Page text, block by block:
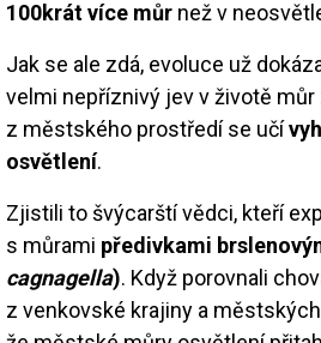
100krát více můr než v
Jak se ale zdá, evoluce už
velmi nepříznivý jev v životě můr
z městského prostředí se učí
osvětlení.
Zjistili to švýcarští vědci, kteří
s můrami předivkami
cagnagella). Když porovnali
z venkovské krajiny a